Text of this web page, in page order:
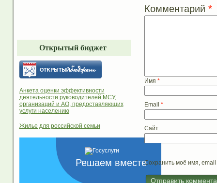
Открытый бюджет
Анкета оценки эффективности
деятельности руководителей МСУ,
организаций и АО, предоставляющих
услуги населению
Жилье для российской семьи
Решаем вместе
Комментарий *
Имя *
Email *
Сайт
Сохранить моё имя,